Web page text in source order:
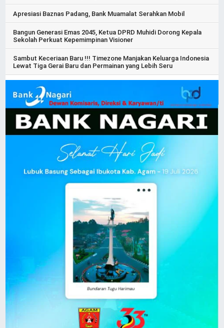
Apresiasi Baznas Padang, Bank Muamalat Serahkan Mobil
Bangun Generasi Emas 2045, Ketua DPRD Muhidi Dorong Kepala
Sekolah Perkuat Kepemimpinan Visioner
Sambut Keceriaan Baru !!! Timezone Manjakan Keluarga Indonesia
Lewat Tiga Gerai Baru dan Permainan yang Lebih Seru